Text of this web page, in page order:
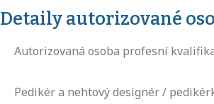
Detaily autorizované
Autorizovaná osoba profesní
Pedikér a nehtový designér /